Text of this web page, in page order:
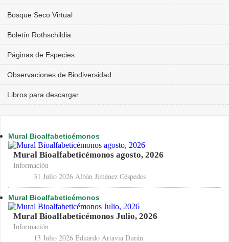
Bosque Seco Virtual
Boletín Rothschildia
Páginas de Especies
Observaciones de Biodiversidad
Libros para descargar
Mural Bioalfabeticémonos
Mural Bioalfabeticémonos agosto, 2026
Información
31 Julio 2026 Albán Jiménez Céspedes
Mural Bioalfabeticémonos
Mural Bioalfabeticémonos Julio, 2026
Información
13 Julio 2026 Eduardo Artavia Durán